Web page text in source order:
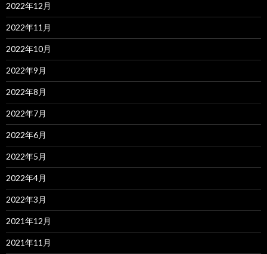
2022年12月
2022年11月
2022年10月
2022年9月
2022年8月
2022年7月
2022年6月
2022年5月
2022年4月
2022年3月
2021年12月
2021年11月